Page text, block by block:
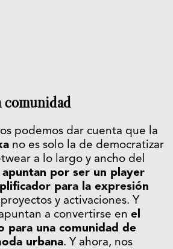
comunidad
podemos dar cuenta que la
no es solo la de democratizar
a lo largo y ancho del
apuntan por ser un player
para la expresión
y activaciones. Y
a convertirse en el
para una comunidad de
urbana. Y ahora, nos